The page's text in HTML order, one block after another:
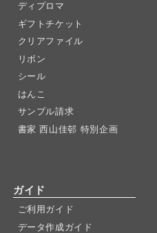
ディプロマ
ギフトチケット
クリアファイル
リボン
シール
はんこ
サンプル請求
書家 西山佳邨 特別企画
ガイド
ご利用ガイド
データ作成ガイド